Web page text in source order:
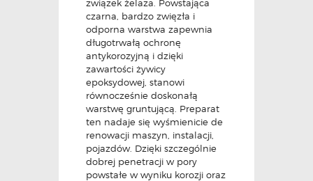
związek żelaza. Powstająca
czarna, bardzo zwięzła i
odporna warstwa zapewnia
długotrwałą ochronę
antykorozyjną i dzięki
zawartości żywicy
epoksydowej, stanowi
równocześnie doskonałą
warstwę gruntującą. Preparat
ten nadaje się wyśmienicie de
renowacji maszyn, instalacji,
pojazdów. Dzięki szczególnie
dobrej penetracji w pory
powstałe w wyniku korozji oraz